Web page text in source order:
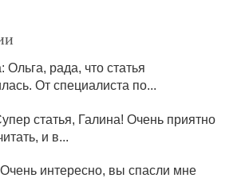
Ольга, рада, что статья
От специалиста по...
статья, Галина! Очень приятно
и в...
интересно, вы спасли мне